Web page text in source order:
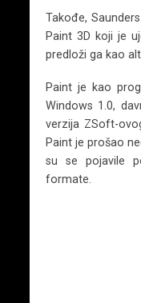
Takođe,
Paint 3D koji je
predloži ga kao
Paint je kao
Windows 1.0,
verzija ZSoft-
Paint je prošao
su se pojavile
formate.